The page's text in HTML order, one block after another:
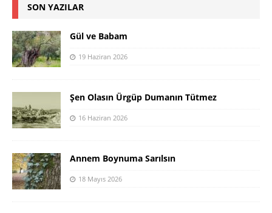
SON YAZILAR
Gül ve Babam
19 Haziran 2026
Şen Olasın Ürgüp Dumanın Tütmez
16 Haziran 2026
Annem Boynuma Sarılsın
18 Mayıs 2026